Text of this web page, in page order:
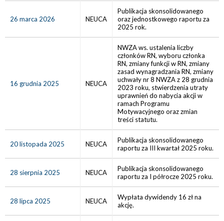
26 marca 2026 NEUCA
Publikacja skonsolidowanego
oraz jednostkowego raportu za
2025 rok.
16 grudnia 2025 NEUCA
NWZA ws. ustalenia liczby
członków RN, wyboru członka
RN, zmiany funkcji w RN, zmiany
zasad wynagradzania RN, zmiany
uchwały nr 8 NWZA z 28 grudnia
2023 roku, stwierdzenia utraty
uprawnień do nabycia akcji w
ramach Programu
Motywacyjnego oraz zmian
treści statutu.
20 listopada 2025 NEUCA
Publikacja skonsolidowanego
raportu za III kwartał 2025 roku.
28 sierpnia 2025 NEUCA
Publikacja skonsolidowanego
raportu za I półrocze 2025 roku.
28 lipca 2025 NEUCA
Wypłata dywidendy 16 zł na
akcję.